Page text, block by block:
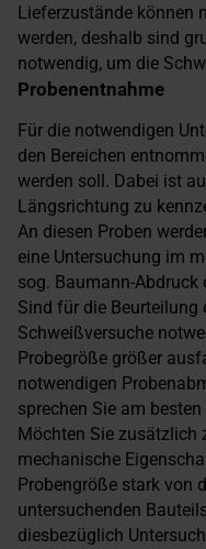
Lieferzustände können
werden, deshalb sind
notwendig, um die
Probenentnahme
Für die notwendigen
den Bereichen
werden soll. Dabei ist
Längsrichtung zu
An diesen Proben
eine Untersuchung im
sog. Baumann-Abdruck
Sind für die
Schweißversuche
Probegröße größer
notwendigen
sprechen Sie am
Möchten Sie zusätzlich
mechanische
Probengröße stark von
untersuchenden
diesbezüglich